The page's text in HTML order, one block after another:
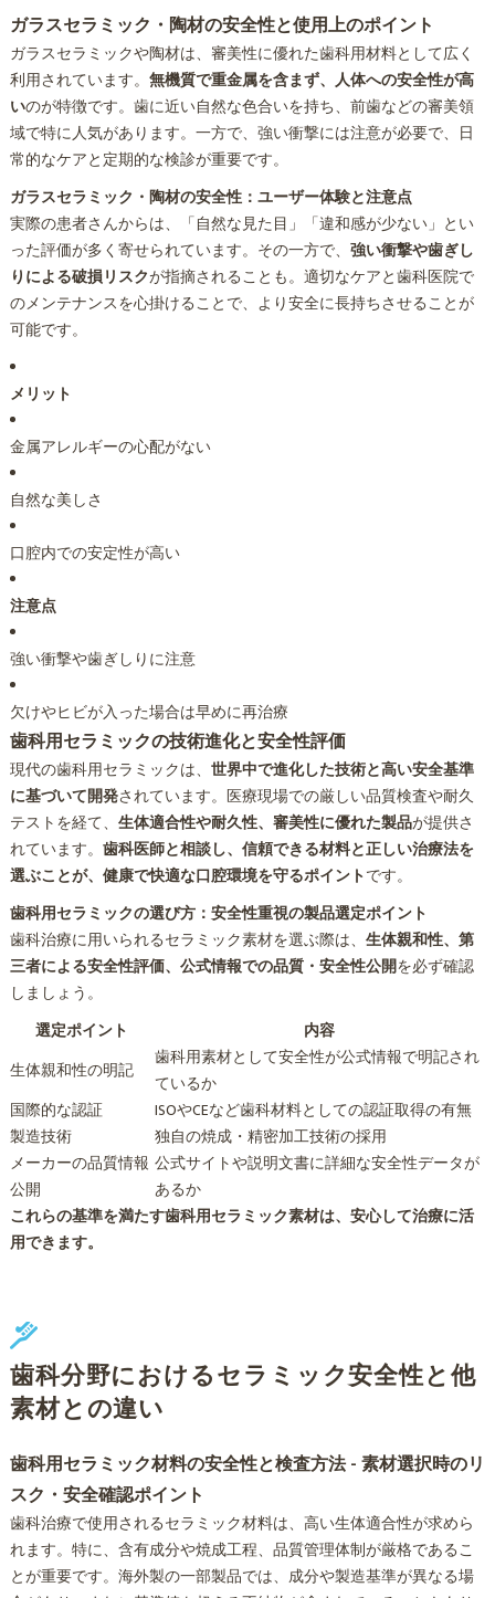
ガラスセラミック・陶材の安全性と使用上のポイント
ガラスセラミックや陶材は、審美性に優れた歯科用材料として広く
利用されています。 無機質で重金属を含まず、人体への安全性が高
いのが特徴です。歯に近い自然な色合いを持ち、前歯などの審美領
域で特に人気があります。一方で、強い衝撃には注意が必要で、日
常的なケアと定期的な検診が重要です。
ガラスセラミック・陶材の安全性：ユーザー体験と注意点
実際の患者さんからは、「自然な見た目」「違和感が少ない」とい
った評価が多く寄せられています。その一方で、 強い衝撃や歯ぎし
りによる破損リスクが指摘されることも。適切なケアと歯科医院で
のメンテナンスを心掛けることで、より安全に長持ちさせることが
可能です。
メリット
金属アレルギーの心配がない
自然な美しさ
口腔内での安定性が高い
注意点
強い衝撃や歯ぎしりに注意
欠けやヒビが入った場合は早めに再治療
歯科用セラミックの技術進化と安全性評価
現代の歯科用セラミックは、 世界中で進化した技術と高い安全基準
に基づいて開発されています。医療現場での厳しい品質検査や耐久
テストを経て、 生体適合性や耐久性、審美性に優れた製品が提供さ
れています。 歯科医師と相談し、信頼できる材料と正しい治療法を
選ぶことが、健康で快適な口腔環境を守るポイントです。
歯科用セラミックの選び方：安全性重視の製品選定ポイント
歯科治療に用いられるセラミック素材を選ぶ際は、 生体親和性、第
三者による安全性評価、公式情報での品質・安全性公開を必ず確認
しましょう。
選定ポイント
内容
生体親和性の明記
歯科用素材として安全性が公式情報で明記され
ているか
国際的な認証
ISOやCEなど歯科材料としての認証取得の有無
製造技術
独自の焼成・精密加工技術の採用
メーカーの品質情報
公開
公式サイトや説明文書に詳細な安全性データが
あるか
これらの基準を満たす歯科用セラミック素材は、安心して治療に活
用できます。
歯科分野におけるセラミック安全性と他
素材との違い
歯科用セラミック材料の安全性と検査方法 - 素材選択時のリ
スク・安全確認ポイント
歯科治療で使用されるセラミック材料は、高い生体適合性が求めら
れます。特に、含有成分や焼成工程、品質管理体制が厳格であるこ
とが重要です。海外製の一部製品では、成分や製造基準が異なる場